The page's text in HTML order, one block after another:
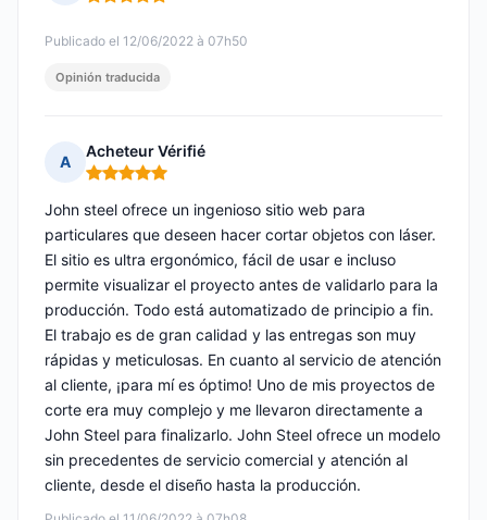
Nota: 5 de 5
Publicado el 12/06/2022 à 07h50
Opinión traducida
A
Acheteur Vérifié
Nota: 5 de 5
John steel ofrece un ingenioso sitio web para
particulares que deseen hacer cortar objetos con láser.
El sitio es ultra ergonómico, fácil de usar e incluso
permite visualizar el proyecto antes de validarlo para la
producción. Todo está automatizado de principio a fin.
El trabajo es de gran calidad y las entregas son muy
rápidas y meticulosas. En cuanto al servicio de atención
al cliente, ¡para mí es óptimo! Uno de mis proyectos de
corte era muy complejo y me llevaron directamente a
John Steel para finalizarlo. John Steel ofrece un modelo
sin precedentes de servicio comercial y atención al
cliente, desde el diseño hasta la producción.